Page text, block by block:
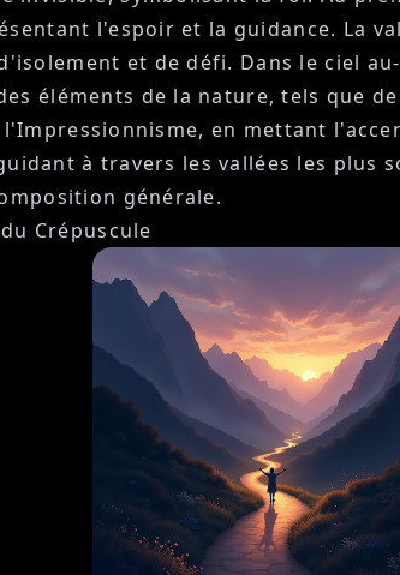
l'espoir et la guidance. La
et de défi. Dans le ciel
éléments de la nature, tels que
en mettant
à travers les vallées les plus
générale.
Crépuscule